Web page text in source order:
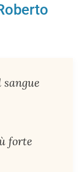
forte